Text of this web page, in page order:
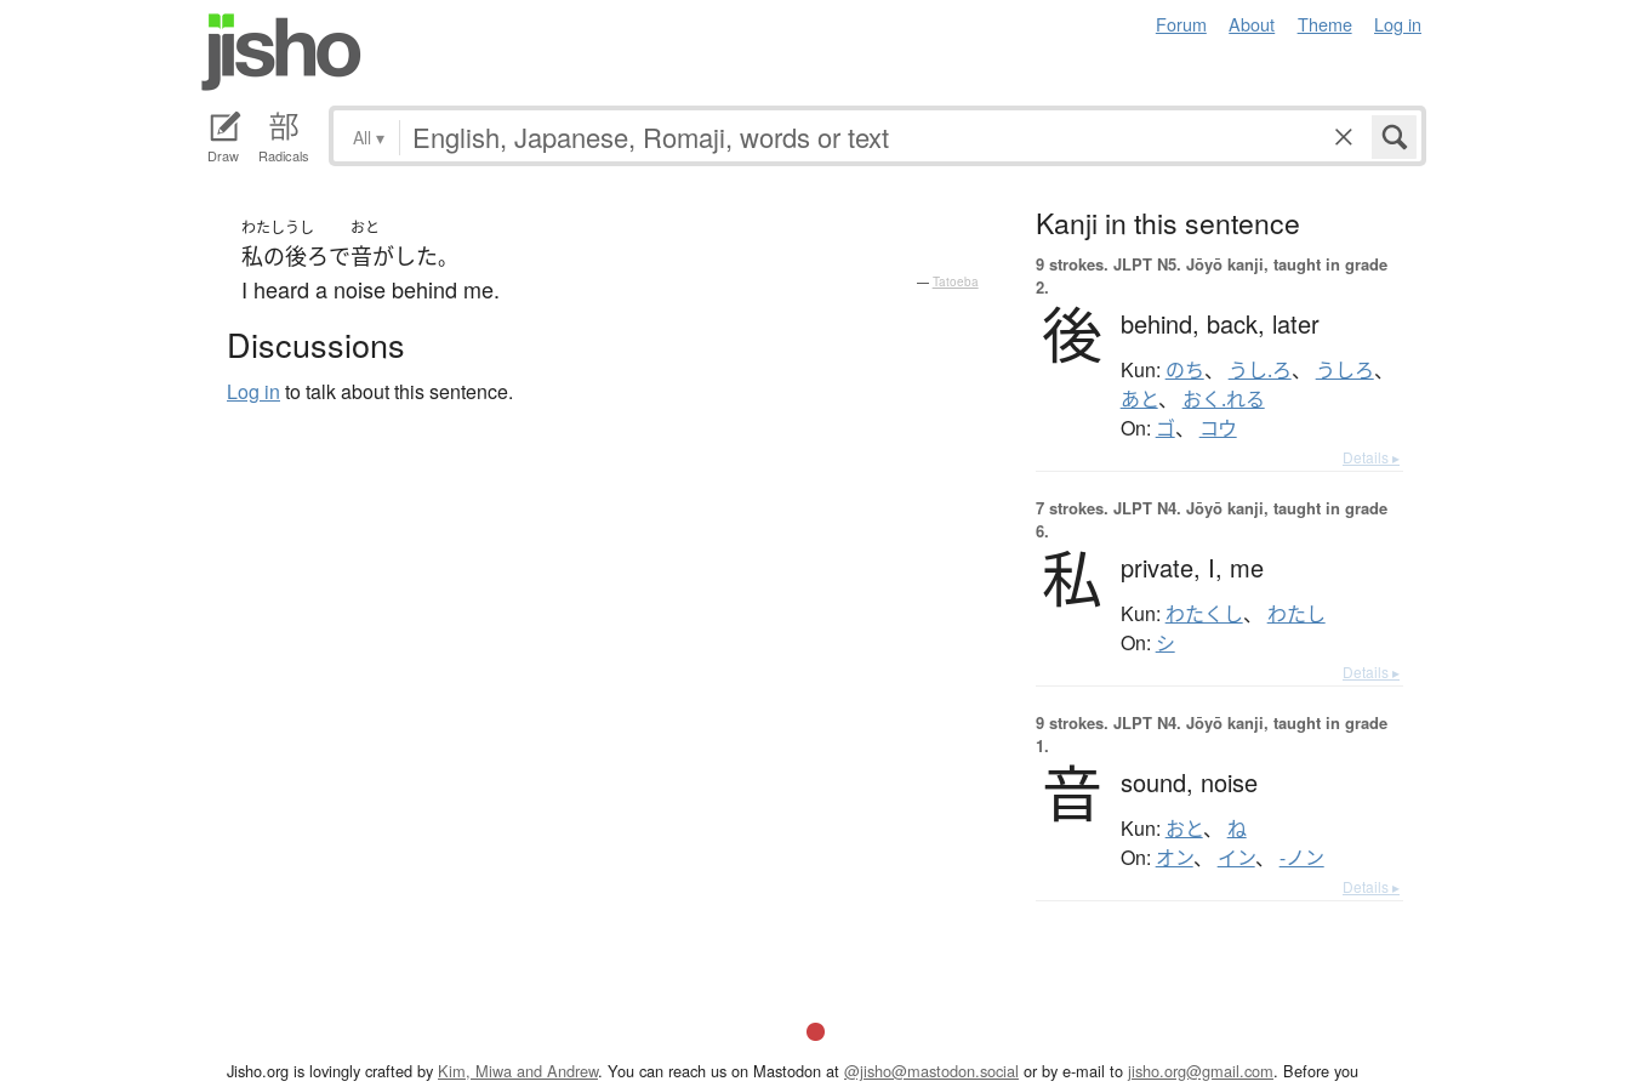
Forum About Theme Log in
Draw Radicals
All ▾
わたし
私の
うし
後ろで
おと
音がした。
I heard a noise behind me. — Tatoeba
Discussions
Log in to talk about this sentence.
Kanji in this sentence
9 strokes. JLPT N5. Jōyō kanji, taught in grade
2.
後 behind, back, later
Kun: のち、 うし.ろ、 うしろ、
あと、 おく.れる
On: ゴ、 コウ
Details ▸
7 strokes. JLPT N4. Jōyō kanji, taught in grade
6.
私 private, I, me
Kun: わたくし、 わたし
On: シ
Details ▸
9 strokes. JLPT N4. Jōyō kanji, taught in grade
1.
音 sound, noise
Kun: おと、 ね
On: オン、 イン、 -ノン
Details ▸
Jisho.org is lovingly crafted by Kim, Miwa and Andrew. You can reach us on Mastodon at @jisho@mastodon.social or by e-mail to jisho.org@gmail.com. Before you